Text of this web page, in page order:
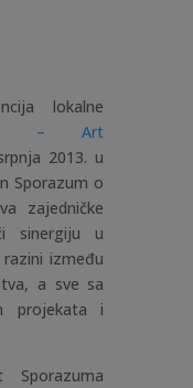
lokalne
– Art
2013. u
Sporazum o
zajedničke
sinergiju u
između
a sve sa
projekata i